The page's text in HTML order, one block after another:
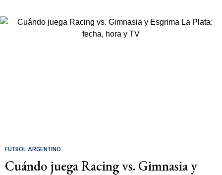
FÚTBOL ARGENTINO
Cuándo juega Racing vs. Gimnasia y